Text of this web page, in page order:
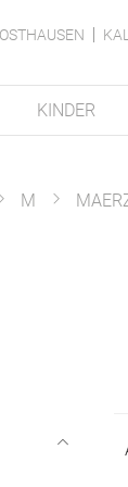
KINDER
M